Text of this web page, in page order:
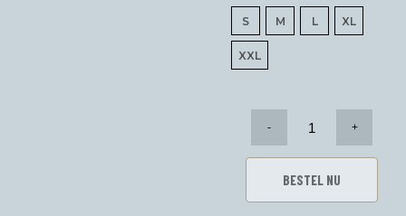
S M L XL
XXL
Football
3
Polo
BESTEL NU